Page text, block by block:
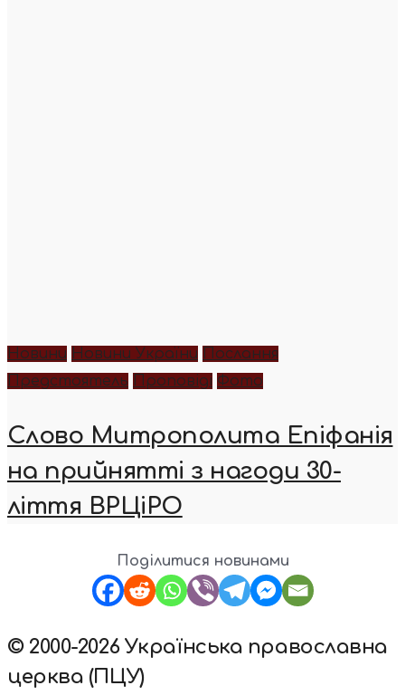
Новини Новини України
Послання
Предстоятель
Проповіді Фото
Слово Митрополита Епіфанія
на прийнятті з нагоди 30-
ліття ВРЦіРО
Поділитися новинами
© 2000-2026 Українська православна
церква (ПЦУ)